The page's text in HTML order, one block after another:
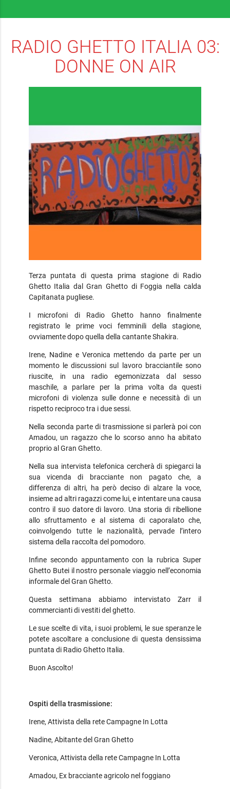
RADIO GHETTO ITALIA 03:
DONNE ON AIR
Terza puntata di questa prima stagione di Radio
Ghetto Italia dal Gran Ghetto di Foggia nella calda
Capitanata pugliese.
I microfoni di Radio Ghetto hanno finalmente
registrato le prime voci femminili della stagione,
ovviamente dopo quella della cantante Shakira.
Irene, Nadine e Veronica mettendo da parte per un
momento le discussioni sul lavoro bracciantile sono
riuscite, in una radio egemonizzata dal sesso
maschile, a parlare per la prima volta da questi
microfoni di violenza sulle donne e necessità di un
rispetto reciproco tra i due sessi.
Nella seconda parte di trasmissione si parlerà poi con
Amadou, un ragazzo che lo scorso anno ha abitato
proprio al Gran Ghetto.
Nella sua intervista telefonica cercherà di spiegarci la
sua vicenda di bracciante non pagato che, a
differenza di altri, ha però deciso di alzare la voce,
insieme ad altri ragazzi come lui, e intentare una causa
contro il suo datore di lavoro. Una storia di ribellione
allo sfruttamento e al sistema di caporalato che,
coinvolgendo tutte le nazionalità, pervade l’intero
sistema della raccolta del pomodoro.
Infine secondo appuntamento con la rubrica Super
Ghetto Butei il nostro personale viaggio nell’economia
informale del Gran Ghetto.
Questa settimana abbiamo intervistato Zarr il
commercianti di vestiti del ghetto.
Le sue scelte di vita, i suoi problemi, le sue speranze le
potete ascoltare a conclusione di questa densissima
puntata di Radio Ghetto Italia.
Buon Ascolto!
Ospiti della trasmissione:
Irene, Attivista della rete Campagne In Lotta
Nadine, Abitante del Gran Ghetto
Veronica, Attivista della rete Campagne In Lotta
Amadou, Ex bracciante agricolo nel foggiano